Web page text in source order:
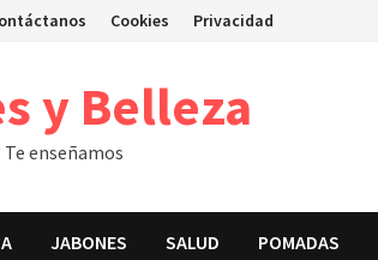
Cookies Privacidad
y Belleza
Te enseñamos
JABONES SALUD POMADAS